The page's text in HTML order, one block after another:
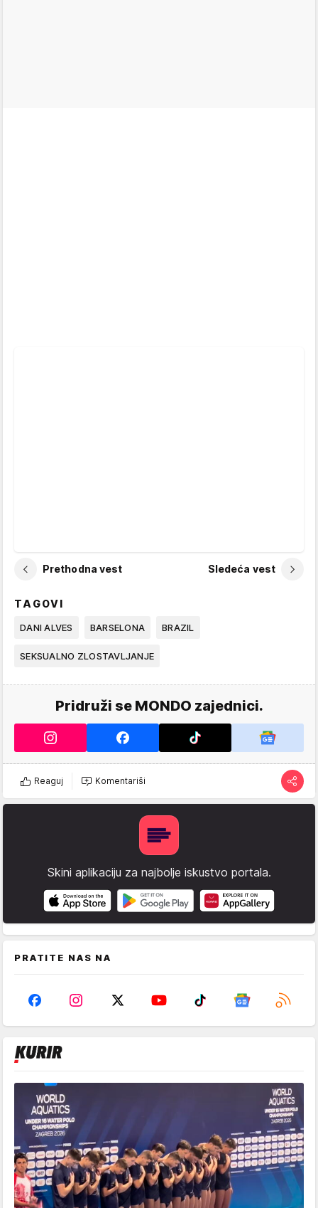
Prethodna vest Sledeća vest
TAGOVI
DANI ALVES BARSELONA BRAZIL
SEKSUALNO ZLOSTAVLJANJE
Pridruži se MONDO zajednici.
Reaguj Komentariši
Skini aplikaciju za najbolje iskustvo portala.
PRATITE NAS NA